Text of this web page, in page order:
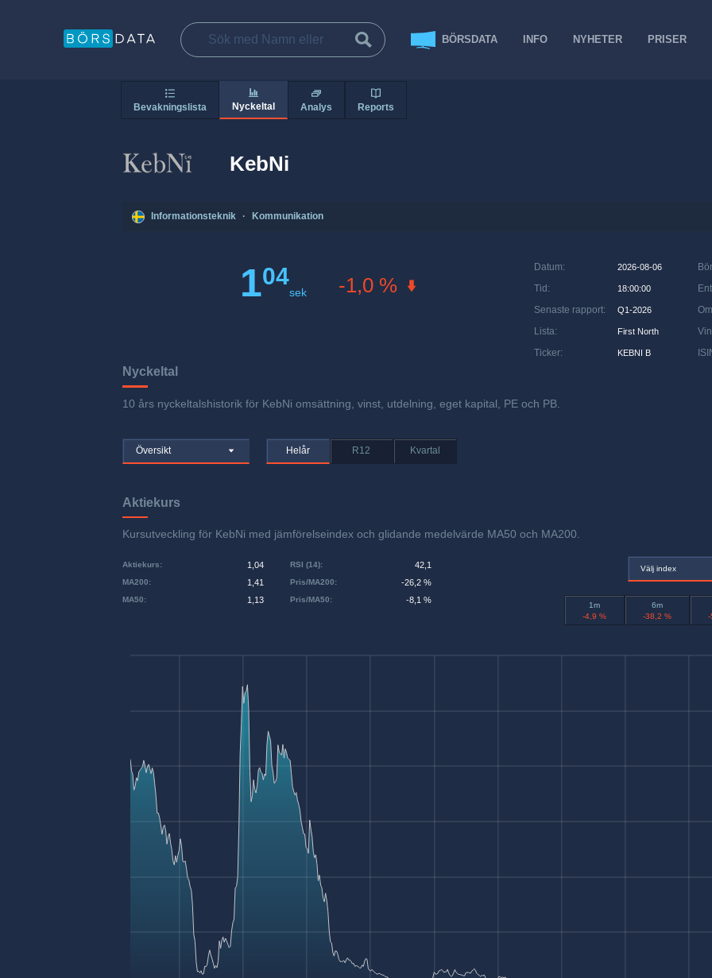
BÖRSDATA INFO NYHETER PRISER
Bevakningslista Nyckeltal Analys Reports
KebNi
Informationsteknik · Kommunikation
104
sek -1,0 %
Datum: 2026-08-06
Tid : 18:00:00
Senaste rapport: Q1-2026
Lista: First North
Ticker: KEBNI B
Nyckeltal
10 års nyckeltalshistorik för KebNi omsättning, vinst, utdelning, eget kapital, PE och PB.
Översikt Helår R12 Kvartal
Aktiekurs
Kursutveckling för KebNi med jämförelseindex och glidande medelvärde MA50 och MA200.
Aktiekurs: 1,04
MA50: 1,13
MA200: 1,41 Pris/MA200: -26,2 %
RSI (14): 42,1
Pris/MA50: -8,1 %
Välj index
1m
-4,9 %
6m
-38,2 %
-